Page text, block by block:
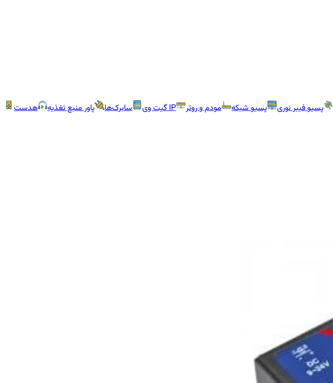
پسیو فیبر نوری پسیو شبکه مودم و روتر IP گیت وی سابرک‌ها پاور منبع تغذیه
هدست